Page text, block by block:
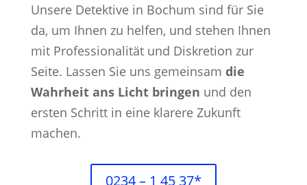
Unsere Detektive in Bochum sind für Sie
da, um Ihnen zu helfen, und stehen Ihnen
mit Professionalität und Diskretion zur
Seite. Lassen Sie uns gemeinsam die
Wahrheit ans Licht bringen und den
ersten Schritt in eine klarere Zukunft
machen.
0234 – 1 45 37*